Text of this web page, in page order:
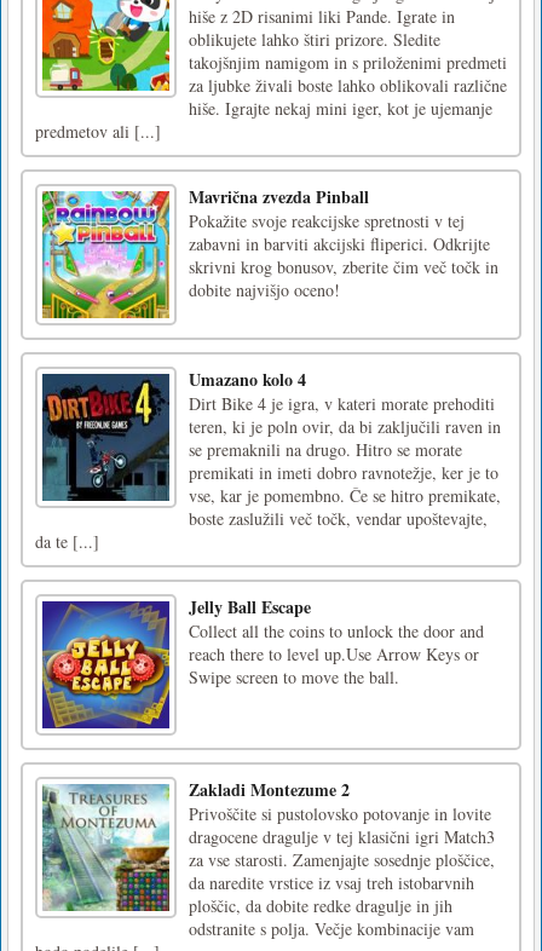
hiše z 2D risanimi liki Pande. Igrate in
oblikujete lahko štiri prizore. Sledite
takojšnjim namigom in s priloženimi predmeti
za ljubke živali boste lahko oblikovali različne
hiše. Igrajte nekaj mini iger, kot je ujemanje
predmetov ali [...]
Mavrična zvezda Pinball
Pokažite svoje reakcijske spretnosti v tej
zabavni in barviti akcijski fliperici. Odkrijte
skrivni krog bonusov, zberite čim več točk in
dobite najvišjo oceno!
Umazano kolo 4
Dirt Bike 4 je igra, v kateri morate prehoditi
teren, ki je poln ovir, da bi zaključili raven in
se premaknili na drugo. Hitro se morate
premikati in imeti dobro ravnotežje, ker je to
vse, kar je pomembno. Če se hitro premikate,
boste zaslužili več točk, vendar upoštevajte,
da te [...]
Jelly Ball Escape
Collect all the coins to unlock the door and
reach there to level up.Use Arrow Keys or
Swipe screen to move the ball.
Zakladi Montezume 2
Privoščite si pustolovsko potovanje in lovite
dragocene dragulje v tej klasični igri Match3
za vse starosti. Zamenjajte sosednje ploščice,
da naredite vrstice iz vsaj treh istobarvnih
ploščic, da dobite redke dragulje in jih
odstranite s polja. Večje kombinacije vam